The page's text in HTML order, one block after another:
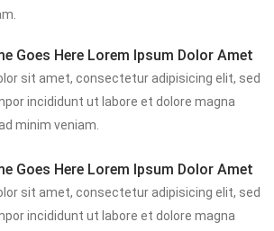
Goes Here Lorem Ipsum Dolor Amet
sit amet, consectetur adipisicing elit, sed
incididunt ut labore et dolore magna
minim veniam.
Goes Here Lorem Ipsum Dolor Amet
sit amet, consectetur adipisicing elit, sed
incididunt ut labore et dolore magna